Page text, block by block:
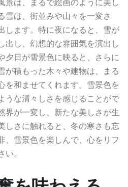
雪は、街並みや山々を一変さ
します。特に夜になると、雪が
出し、幻想的な雰囲気を演出し
夕日が雪景色に映ると、さらに
が積もった木々や建物は、まる
を和ませてくれます。雪景色を
うな清々しさを感じることがで
界が一変し、新たな美しさが生
しさに触れると、冬の寒さも忘
、雪景色を楽しんで、心をリフ
。